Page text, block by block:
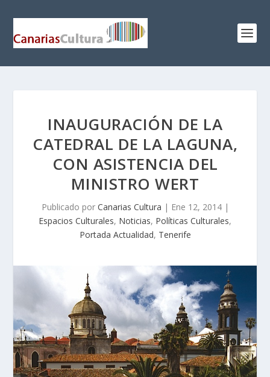
INAUGURACIÓN DE LA
CATEDRAL DE LA LAGUNA,
CON ASISTENCIA DEL
MINISTRO WERT
Publicado por Canarias Cultura | Ene 12, 2014|
Espacios Culturales, Noticias, Políticas Culturales,
Portada Actualidad, Tenerife